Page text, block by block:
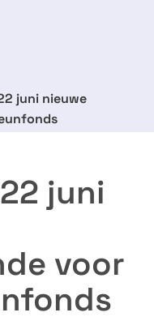
juni nieuwe
juni
voor